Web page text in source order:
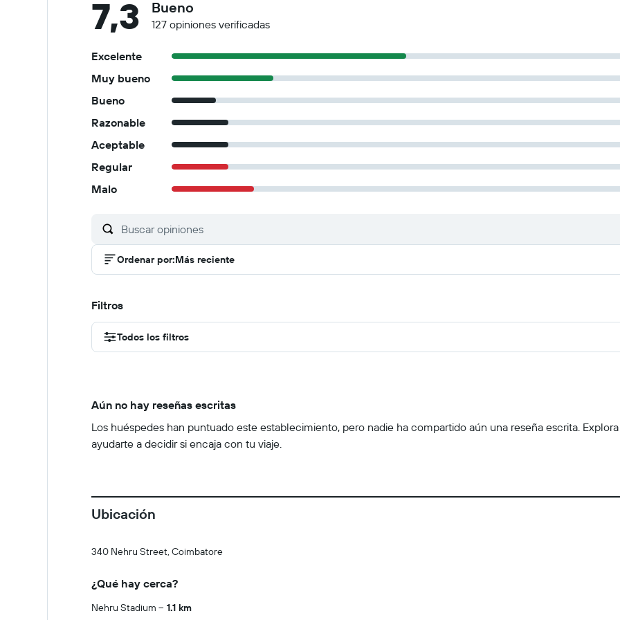
7,3 Bueno
127 opiniones verificadas
Excelente
Muy bueno
Bueno
Razonable
Aceptable
Regular
Malo
Ordenar por:Más reciente
Filtros
Todos los filtros
Aún no hay reseñas escritas
Los huéspedes han puntuado este establecimiento, pero nadie ha compartido aún una reseña escrita.
ayudarte a decidir si encaja con tu viaje.
Ubicación
340 Nehru Street, Coimbatore
¿Qué hay cerca?
Nehru Stadium 1.1 km